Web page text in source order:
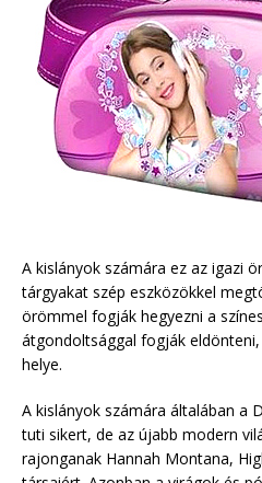
A kislányok számára ez az igazi
tárgyakat szép eszközökkel
örömmel fogják hegyezni a
átgondoltsággal fogják
helye.
A kislányok számára általában a
tuti sikert, de az újabb modern
rajonganak Hannah Montana,